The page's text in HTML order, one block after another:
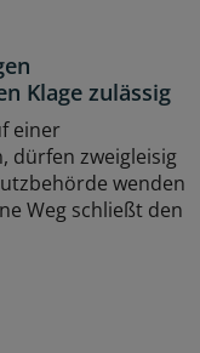
Klage zulässig
einer
dürfen zweigleisig
wenden
Weg schließt den